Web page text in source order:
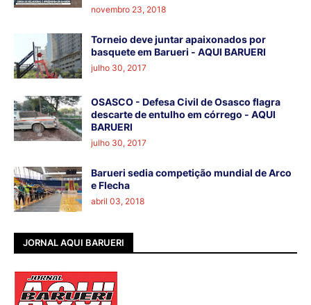
novembro 23, 2018
Torneio deve juntar apaixonados por
basquete em Barueri - AQUI BARUERI
julho 30, 2017
OSASCO - Defesa Civil de Osasco flagra
descarte de entulho em córrego - AQUI
BARUERI
julho 30, 2017
Barueri sedia competição mundial de Arco
e Flecha
abril 03, 2018
JORNAL AQUI BARUERI